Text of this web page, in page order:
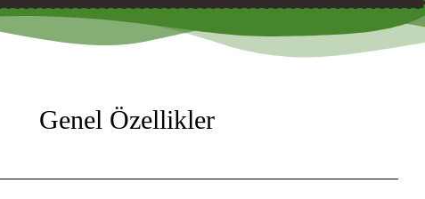
Genel Özellikler